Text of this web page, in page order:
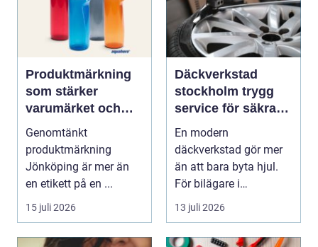
Produktmärkning
som stärker
varumärket och
förenklar vardagen
Genomtänkt
produktmärkning
Jönköping är mer än
en etikett på en ...
15 juli 2026
Däckverkstad
stockholm trygg
service för säkra
mil året runt
En modern
däckverkstad gör mer
än att bara byta hjul.
För bilägare i
Stockholm handlar
valet av däck...
13 juli 2026